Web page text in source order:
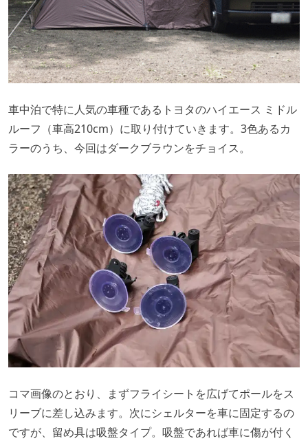
車中泊で特に人気の車種であるトヨタのハイエース ミドル
ルーフ（車高210cm）に取り付けていきます。3色あるカ
ラーのうち、今回はダークブラウンをチョイス。
コマ画像のとおり、まずフライシートを広げてポールをス
リーブに差し込みます。次にシェルターを車に固定するの
ですが、留め具は吸盤タイプ。吸盤であれば車に傷が付く